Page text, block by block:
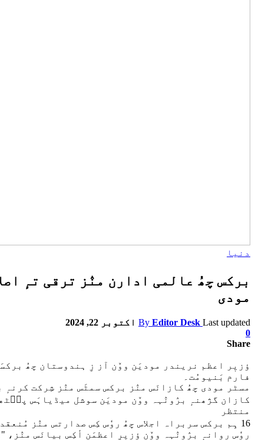
دنیا
برکس چھُ عالمی ادارن منٛز ترقی تہٕ
مودی
By Editor Desk Last updated
اکتوبر 22, 2024
0
Share
ؤزیٖر اعظم نریندر مودیَن ووٚن آز زِ ہندوستان چھُ
فارم بَنیومُت۔
مسٹر مودی چھُ کازانَس منٛز برکس سمٹَس منٛز شِرکت کرنہٕ
کازان گژھنہٕ برٛونٛہہ ووٚن مودیَن سوشل میڈیاہَس
منتظر
16 ہِم برکس سربراہ اجلاس چھُ روٗس کِس صدارتس منٛز مُنعقد کرنہٕ یِوان، مسٹر مودی گُزٲرِ روٗسی صدر ولادیمیر پُٹِن سٕنٛدِس دعوتس پٮ۪ٹھ زٕ دۄہ کازانَس منٛز۔
روٗس روانہٕ برٛونٛہہ ووٚن ؤزیٖرِ اعظمَن أکِس بیانَس منٛز،